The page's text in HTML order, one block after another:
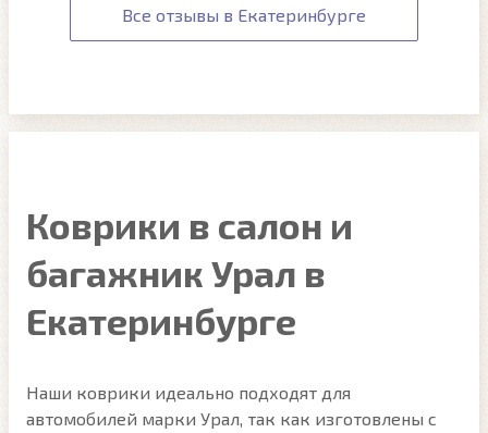
Все отзывы в Екатеринбурге
Коврики в салон и
багажник Урал в
Екатеринбурге
Наши коврики идеально подходят для
автомобилей марки Урал, так как изготовлены с